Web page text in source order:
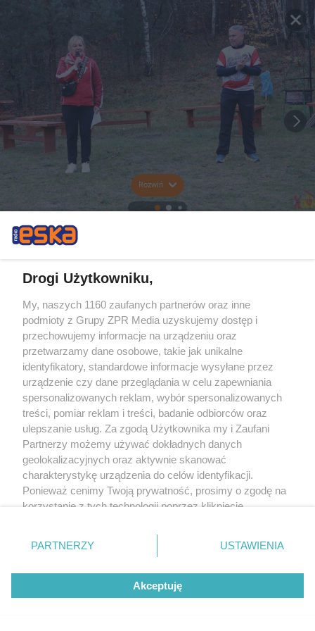
Rozwiń
Drogi Użytkowniku,
My, naszych 1160 zaufanych partnerów oraz inne
podmioty z Grupy ZPR Media uzyskujemy dostęp i
przechowujemy informacje na urządzeniu oraz
przetwarzamy dane osobowe, takie jak unikalne
identyfikatory, standardowe informacje wysyłane przez
urządzenie czy dane przeglądania w celu zapewniania
spersonalizowanych reklam, wybór spersonalizowanych
treści, pomiar reklam i treści, badanie odbiorców oraz
ulepszanie usług. Za zgodą Użytkownika my i Zaufani
Partnerzy możemy używać dokładnych danych
geolokalizacyjnych oraz aktywnie skanować
charakterystykę urządzenia do celów identyfikacji.
Ponieważ cenimy Twoją prywatność, prosimy o zgodę na
korzystanie z tych technologii poprzez kliknięcie
zmienić/wycofać klikając przycisk ustawień prywatności
znajdujący się w lewym dolnym rogu strony
rodzaje przetwarzania danych nie wymagają zgody
użytkownika, ale masz prawo sprzeciwić się takiemu
przetwarzaniu. Preferencje będą miały zastosowanie tylko
PARTNERZY USTAWIENIA
Akceptuję